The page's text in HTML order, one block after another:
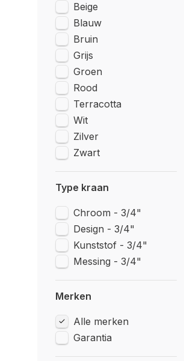
Beige
Blauw
Bruin
Grijs
Groen
Rood
Terracotta
Wit
Zilver
Zwart
Type kraan
Chroom - 3/4"
Design - 3/4"
Kunststof - 3/4"
Messing - 3/4"
Merken
Alle merken
Garantia